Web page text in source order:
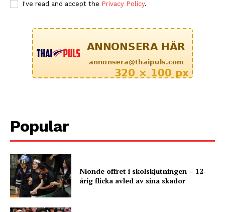
I've read and accept the Privacy Policy.
Popular
Nionde offret i skolskjutningen – 12-
årig flicka avled av sina skador